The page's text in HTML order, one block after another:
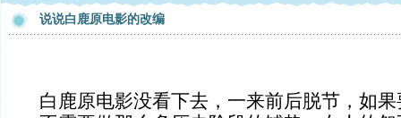
说说白鹿原电影的改编
白鹿原电影没看下去，一来前后脱节，如